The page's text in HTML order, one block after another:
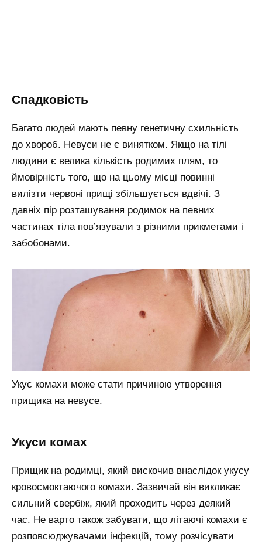
спадковість
Багато людей мають певну генетичну схильність
до хвороб. Невуси не є винятком. Якщо на тілі
людини є велика кількість родимих плям, то
ймовірність того, що на цьому місці повинні
вилізти червоні прищі збільшується вдвічі. З
давніх пір розташування родимок на певних
частинах тіла пов’язували з різними прикметами і
забобонами.
Укус комахи може стати причиною утворення
прищика на невусе.
укуси комах
Прищик на родимці, який вискочив внаслідок укусу
кровосмоктаючого комахи. Зазвичай він викликає
сильний свербіж, який проходить через деякий
час. Не варто також забувати, що літаючі комахи є
розповсюджувачами інфекцій, тому розчісувати